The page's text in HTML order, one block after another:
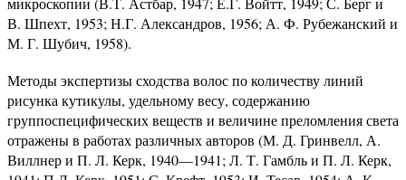
В. Шпехт, 1953; Н.Г. Александров, 1956; А. Ф. Рубежанский и
М. Г. Шубич, 1958).
Методы экспертизы сходства волос по количеству линий
рисунка кутикулы, удельному весу, содержанию
группоспецифических веществ и величине преломления света
отражены в работах различных авторов (М. Д. Гринвелл, А.
Виллнер и П. Л. Керк, 1940—1941; Л. Т. Гамбль и П. Л. Керк,